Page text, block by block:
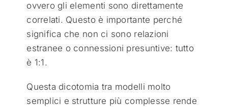
ovvero gli elementi sono direttamente
correlati. Questo è importante perché
significa che non ci sono relazioni
estranee o connessioni presuntive: tutto
è 1:1.
Questa dicotomia tra modelli molto
semplici e strutture più complesse rende